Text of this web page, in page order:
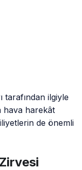
tarafından ilgiyle
hava harekât
de önemli